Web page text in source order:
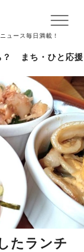
ュース毎日満載！
まち・ひと応援
たランチ